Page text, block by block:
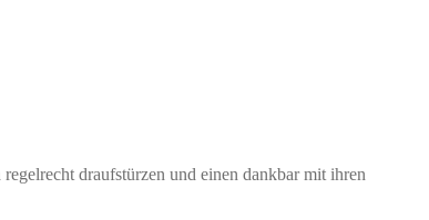
draufstürzen und einen dankbar mit ihren